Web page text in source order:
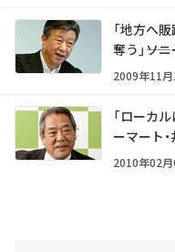
「地方へ
奪う」――ソ
2009年11
「ローカ
ーマート
2010年02